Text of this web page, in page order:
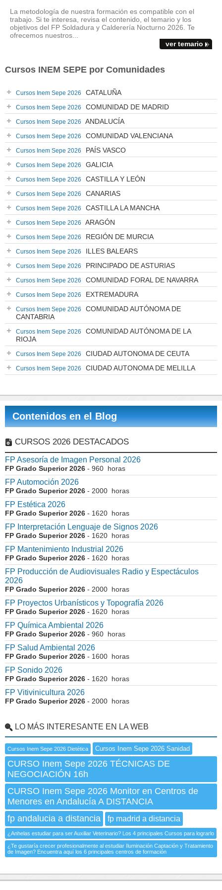
La metodología de nuestra formación es compatible con el
trabajo. Si te interesa, revisa el contenido, el temario y los
objetivos del FP Soldadura y Calderería Nocturno 2026. Te
ofrecemos nuestros...
ver temario
Cursos INEM SEPE por Comunidades
Cursos Inem Sepe 2026 CATALUÑA
Cursos Inem Sepe 2026 COMUNIDAD DE MADRID
Cursos Inem Sepe 2026 ANDALUCÍA
Cursos Inem Sepe 2026 COMUNIDAD VALENCIANA
Cursos Inem Sepe 2026 PAÍS VASCO
Cursos Inem Sepe 2026 GALICIA
Cursos Inem Sepe 2026 CASTILLA Y LEÓN
Cursos Inem Sepe 2026 CANARIAS
Cursos Inem Sepe 2026 CASTILLA LA MANCHA
Cursos Inem Sepe 2026 ARAGÓN
Cursos Inem Sepe 2026 REGIÓN DE MURCIA
Cursos Inem Sepe 2026 ILLES BALEARS
Cursos Inem Sepe 2026 PRINCIPADO DE ASTURIAS
Cursos Inem Sepe 2026 COMUNIDAD FORAL DE NAVARRA
Cursos Inem Sepe 2026 EXTREMADURA
Cursos Inem Sepe 2026
COMUNIDAD AUTÓNOMA DE
CANTABRIA
Cursos Inem Sepe 2026
COMUNIDAD AUTÓNOMA DE LA
RIOJA
Cursos Inem Sepe 2026 CIUDAD AUTONOMA DE CEUTA
Cursos Inem Sepe 2026 CIUDAD AUTONOMA DE MELILLA
Contenidos en el Blog
CURSOS 2026 DESTACADOS
FP Asesoría de Imagen Personal 2026
FP Grado Superior 2026 - 960 horas
FP Automoción 2026
FP Grado Superior 2026 - 2000 horas
FP Estética 2026
FP Grado Superior 2026 - 1620 horas
FP Interpretación Lenguaje de Signos 2026
FP Grado Superior 2026 - 1620 horas
FP Mantenimiento Industrial 2026
FP Grado Superior 2026 - 1620 horas
FP Producción de Audiovisuales Radio y Espectáculos
2026
FP Grado Superior 2026 - 2000 horas
FP Proyectos Urbanísticos y Topografía 2026
FP Grado Superior 2026 - 1620 horas
FP Química Ambiental 2026
FP Grado Superior 2026 - 960 horas
FP Salud Ambiental 2026
FP Grado Superior 2026 - 1600 horas
FP Sonido 2026
FP Grado Superior 2026 - 1620 horas
FP Vitivinicultura 2026
FP Grado Superior 2026 - 2000 horas
LO MÁS INTERESANTE EN LA WEB
Cursos Inem Sepe 2026 Dietética Cursos Inem Sepe 2026 Sanidad
CURSO Inem Sepe 2026 TÉCNICAS DE
NEGOCIACIÓN 16h
CURSO Inem Sepe 2026 Monitor en Centros de
Menores en Andalucía A DISTANCIA
fp andalucia a distancia
fp madrid a distancia
¿Anhelas estudiar para ser Auxiliar Veterinario? Los 4 principales Cursos para lograrlo
¿Te gustaría crecer profesionalmente al estudiar Iluminación Captación y Tratamiento
de Imagen? Encuentra aquí los 6 principales centros de formación